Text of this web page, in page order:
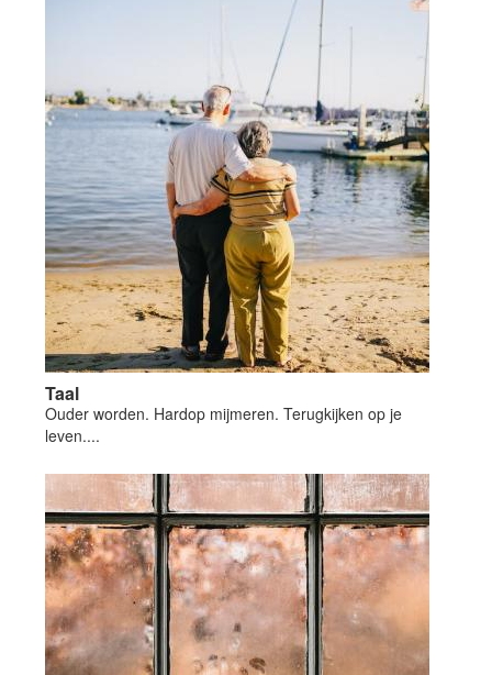
Taal
Ouder worden. Hardop mijmeren. Terugkijken op je
leven....